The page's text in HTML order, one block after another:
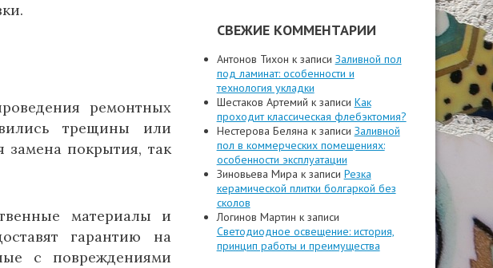
ремонтных
трещины или
замена покрытия, так
материалы и
гарантию на
с повреждениями
СВЕЖИЕ КОММЕНТАРИИ
Антонов Тихон к записи Заливной пол
под ламинат: особенности и
технология укладки
Шестаков Артемий к записи Как
проходит классическая флебэктомия?
Нестерова Беляна к записи Заливной
пол в коммерческих помещениях:
особенности эксплуатации
Зиновьева Мира к записи Резка
керамической плитки болгаркой без
сколов
Логинов Мартин к записи
Светодиодное освещение: история,
принцип работы и преимущества